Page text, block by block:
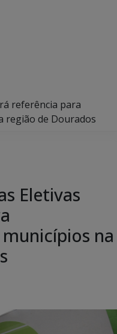
referência para
região de Dourados
Eletivas
na